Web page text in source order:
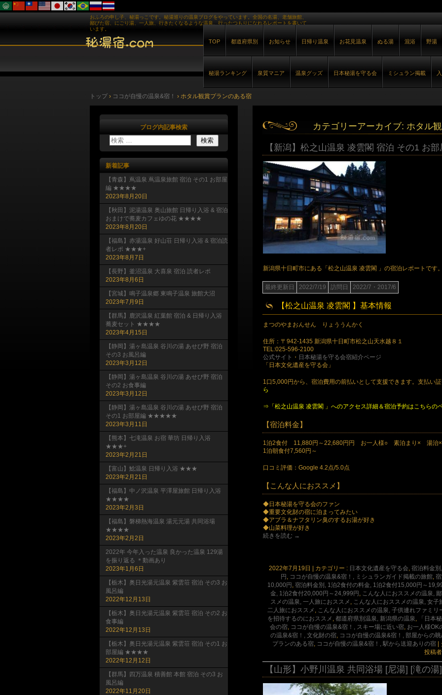
おふろの申し子、秘湯っこです。秘湯巡りの温泉ブログをやっています。全国の名湯、老舗旅館、
鄙びた宿、にごり湯、一人旅、行きたくなるような温泉、行ったつもりになれるレポートを書いて
います。
TOP 都道府県別 お知らせ 日帰り温泉 お花見温泉 ぬる湯 混浴 野湯
秘湯ランキング 泉質マニア 温泉グッズ 日本秘湯を守る会 ミシュラン掲載
トップ › ココが自慢の温泉&宿！ › ホタル観賞プランのある宿
カテゴリーアーカイブ: ホタル
【新潟】松之山温泉 凌雲閣 宿泊 その1
新潟県十日町市にある「松之山温泉 凌雲閣 」の宿泊レポートです。
最終更新日 2022/7/19 訪問日 2022/7・2017/6
【松之山温泉 凌雲閣 】基本情報
まつのやまおんせん りょううんかく
住所：〒942-1435 新潟県十日町市松之山天水越８１
TEL:025-596-2100
公式サイト ・ 日本秘湯を守る会宿紹介ページ
「日本文化遺産を守る会」
1口5,000円から、宿泊費用の前払いとして支援できます。支払い証
ら
⇒「松之山温泉 凌雲閣 」へのアクセス詳細＆宿泊予約はこちらの
【宿泊料金】
1泊2食付 11,880円～22,680円円 お一人様○ 素泊まり× 湯治
1泊朝食付7,560円～
口コミ評価：Google 4.2点/5.0点
【こんな人におススメ】
◆日本秘湯を守る会のファン
◆重要文化財の宿に泊まってみたい
◆アブラ＆ナフタリン臭のするお湯が好き
◆山菜料理が好き
続きを読む →
2022年7月19日 | カテゴリー : 日本文化遺産を守る会, 宿泊料金
円, ココが自慢の温泉&宿！, ミシュランガイド掲載の旅館,
10,000円, 宿泊料金別, 1泊2食付の料金, 1泊2食付15,000円～
金, 1泊2食付20,000円～24,999円, こんな人におススメの温泉,
スメの温泉, 一人旅におススメ , こんな人におススメの温泉, 女子
二人旅におススメ , こんな人におススメの温泉, 子供連れファミリ
を招待するのにおススメ , 都道府県別温泉, 新潟県の温泉,
「日本
会の宿, ココが自慢の温泉&宿！, スキー場に近い宿, お一人様OK
の温泉&宿！, 文化財の宿, ココが自慢の温泉&宿！, 部屋からの
プランのある宿, ココが自慢の温泉&宿！, 駅から送迎ありの宿 |
投稿
【山形】小野川温泉 共同浴場 [尼湯] [滝
ブログ内記事検索
新着記事
【青森】蔦温泉 蔦温泉旅館 宿泊 その1 お部屋
編 ★★★★
2023年8月20日
【秋田】泥湯温泉 奥山旅館 日帰り入浴 & 宿泊
おまけで蕎麦カフェゆの花 ★★★★
2023年8月20日
【福島】赤湯温泉 好山荘 日帰り入浴 & 宿泊読
者レポ ★★★+
2023年8月7日
【長野】釜沼温泉 大喜泉 宿泊 読者レポ
2023年8月6日
【宮城】鳴子温泉郷 東鳴子温泉 旅館大沼
2023年7月9日
【群馬】鹿沢温泉 紅葉館 宿泊 & 日帰り入浴
蕎麦セット ★★★★
2023年4月15日
【静岡】湯ヶ島温泉 谷川の湯 あせび野 宿泊
その3 お風呂編
2023年3月12日
【静岡】湯ヶ島温泉 谷川の湯 あせび野 宿泊
その2 お食事編
2023年3月12日
【静岡】湯ヶ島温泉 谷川の湯 あせび野 宿泊
その1 お部屋編 ★★★★★
2023年3月11日
【熊本】七滝温泉 お宿 華坊 日帰り入浴
★★★+
2023年2月21日
【富山】鯰温泉 日帰り入浴 ★★★
2023年2月21日
【福島】中ノ沢温泉 平澤屋旅館 日帰り入浴
★★★★
2023年2月3日
【福島】磐梯熱海温泉 湯元元湯 共同浴場
★★★★
2023年2月2日
2022年 今年入った温泉 良かった温泉 129湯
を振り返る ＊動画あり
2023年1月6日
【栃木】奥日光湯元温泉 紫雲荘 宿泊 その3 お
風呂編
2022年12月13日
【栃木】奥日光湯元温泉 紫雲荘 宿泊 その2 お
食事編
2022年12月13日
【栃木】奥日光湯元温泉 紫雲荘 宿泊 その1 お
部屋編 ★★★★
2022年12月12日
【群馬】四万温泉 積善館 本館 宿泊 その3 お
風呂編
2022年11月20日